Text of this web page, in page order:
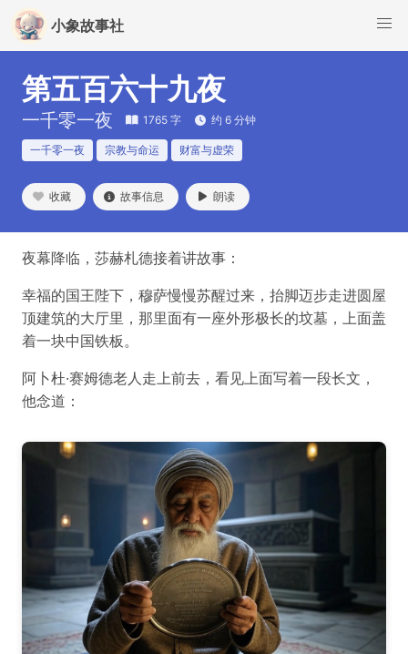
小象故事社
第五百六十九夜
一千零一夜 1765 字 约 6 分钟
一千零一夜 宗教与命运 财富与虚荣
收藏 故事信息 朗读
夜幕降临，莎赫札德接着讲故事：
幸福的国王陛下，穆萨慢慢苏醒过来，抬脚迈步走进圆屋
顶建筑的大厅里，那里面有一座外形极长的坟墓，上面盖
着一块中国铁板。
阿卜杜·赛姆德老人走上前去，看见上面写着一段长文，
他念道：